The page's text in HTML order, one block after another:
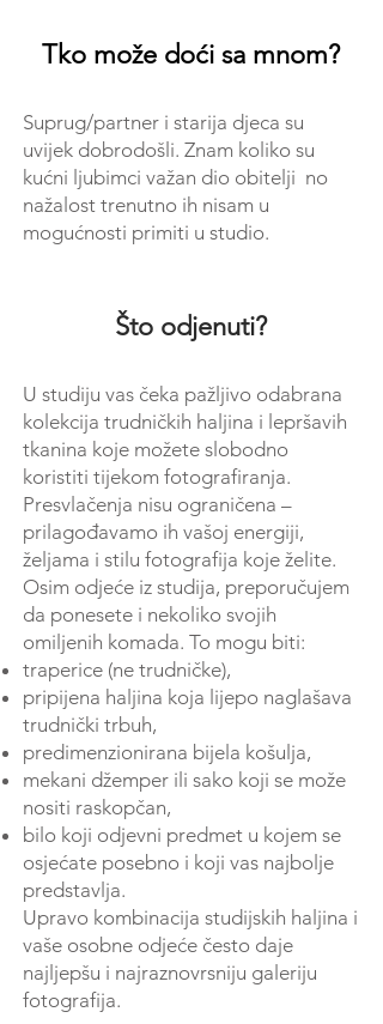
Tko može doći sa mnom?
Suprug/partner i starija djeca su
uvijek dobrodošli. Znam koliko su
kućni ljubimci važan dio obitelji no
nažalost trenutno ih nisam u
mogućnosti primiti u studio.
Što odjenuti?
U studiju vas čeka pažljivo odabrana
kolekcija trudničkih haljina i lepršavih
tkanina koje možete slobodno
koristiti tijekom fotografiranja.
Presvlačenja nisu ograničena –
prilagođavamo ih vašoj energiji,
željama i stilu fotografija koje želite.
Osim odjeće iz studija, preporučujem
da ponesete i nekoliko svojih
omiljenih komada. To mogu biti:
traperice (ne trudničke),
pripijena haljina koja lijepo naglašava
trudnički trbuh,
predimenzionirana bijela košulja,
mekani džemper ili sako koji se može
nositi raskopčan,
bilo koji odjevni predmet u kojem se
osjećate posebno i koji vas najbolje
predstavlja.
Upravo kombinacija studijskih haljina i
vaše osobne odjeće često daje
najljepšu i najraznovrsniju galeriju
fotografija.